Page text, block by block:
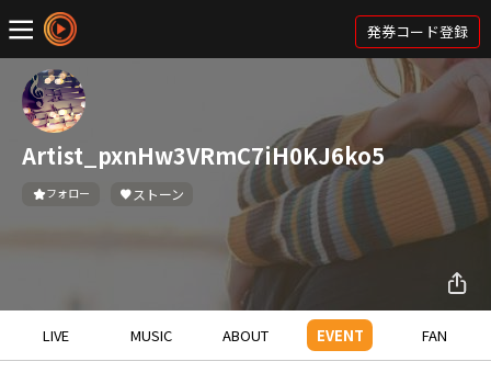
発券コード登録
Artist_pxnHw3VRmC7iH0KJ6ko5
フォロー ストーン
LIVE MUSIC ABOUT EVENT FAN